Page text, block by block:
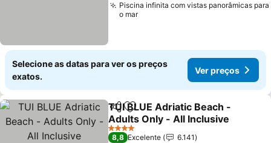
Piscina infinita com vistas panorâmicas para
o mar
Selecione as datas para ver os preços
exatos.
Ver preços
PartilharAdicionar aos favoritos
TUI BLUE Adriatic Beach -
Adults Only - All Inclusive
Ver preços
4 Estrelas
8,8 Excelente
6.141